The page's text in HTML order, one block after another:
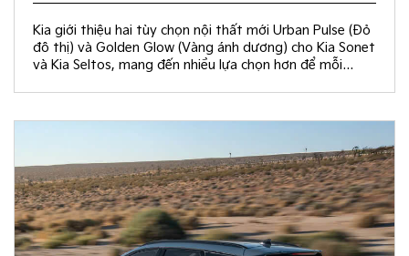
Kia giới thiệu hai tùy chọn nội thất mới Urban Pulse (Đỏ
đô thị) và Golden Glow (Vàng ánh dương) cho Kia Sonet
và Kia Seltos, mang đến nhiều lựa chọn hơn để mỗi